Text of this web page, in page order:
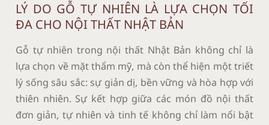
LÝ DO GỖ TỰ NHIÊN LÀ LỰA CHỌN TỐI
ĐA CHO NỘI THẤT NHẬT BẢN
Gỗ tự nhiên trong nội thất Nhật Bản không chỉ là
lựa chọn về mặt thẩm mỹ, mà còn thể hiện một triết
lý sống sâu sắc: sự giản dị, bền vững và hòa hợp với
thiên nhiên. Sự kết hợp giữa các món đồ nội thất
đơn giản, tự nhiên và tinh tế không chỉ làm nổi bật